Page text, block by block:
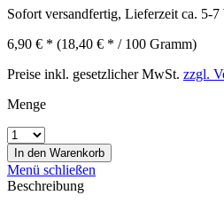
Sofort versandfertig, Lieferzeit ca. 5-7
6,90 € * (18,40 € * / 100 Gramm)
Preise inkl. gesetzlicher MwSt. zzgl.
Menge
In den Warenkorb
Menü schließen
Beschreibung